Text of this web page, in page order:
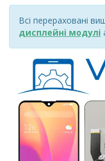
Всі перераховані
дисплейні модулі